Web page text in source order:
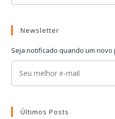
Newsletter
Seja notificado quando um
Últimos Posts